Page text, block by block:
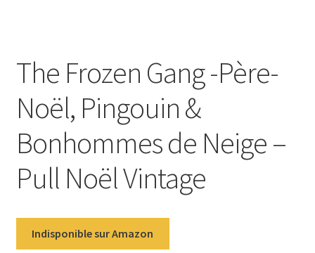
The Frozen Gang -Père-
Noël, Pingouin &
Bonhommes de Neige –
Pull Noël Vintage
Indisponible sur Amazon